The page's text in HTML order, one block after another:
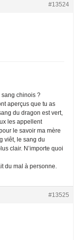
#13524
sang chinois ?
aperçus que tu as
du dragon est vert,
les appellent
le savoir ma mère
viêt, le sang du
clair. N’importe quoi
du mal à personne.
#13525